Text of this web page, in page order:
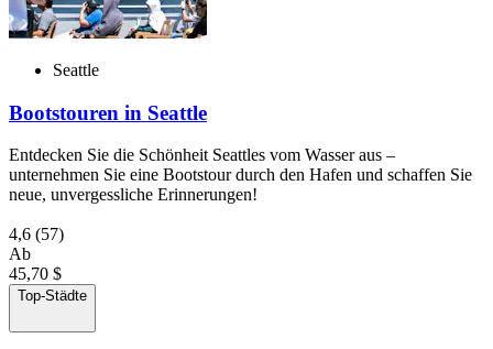
Seattle
Bootstouren in Seattle
Entdecken Sie die Schönheit Seattles vom Wasser aus –
unternehmen Sie eine Bootstour durch den Hafen und schaffen Sie
neue, unvergessliche Erinnerungen!
4,6 (57)
Ab
45,70 $
Top-Städte